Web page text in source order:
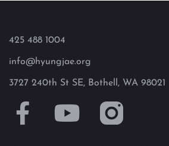
425 488 1004
info@hyungjae.org
3727 240th St SE, Bothell, WA 98021